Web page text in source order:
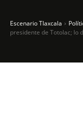
Escenario Tlaxcala
presidente de Totolac; lo